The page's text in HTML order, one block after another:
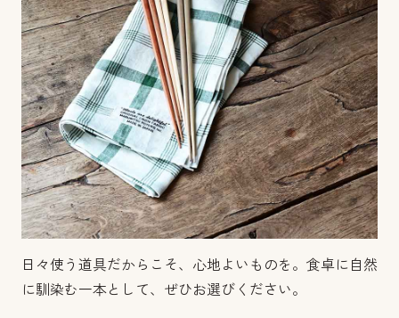
日々使う道具だからこそ、心地よいものを。食卓に自然
に馴染む一本として、ぜひお選びください。